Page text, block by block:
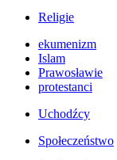
Religie
ekumenizm
Islam
Prawosławie
protestanci
Uchodźcy
Społeczeństwo